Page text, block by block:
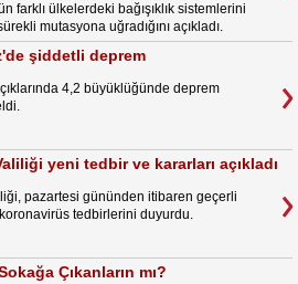
farklı ülkelerdeki bağışıklık sistemlerini
mutasyona uğradığını açıkladı.
şiddetli deprem
4,2 büyüklüğünde deprem
yeni tedbir ve kararları açıkladı
pazartesi gününden itibaren geçerli
tedbirlerini duyurdu.
Çıkanların mı?